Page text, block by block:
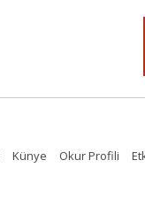
Künye Okur Profili